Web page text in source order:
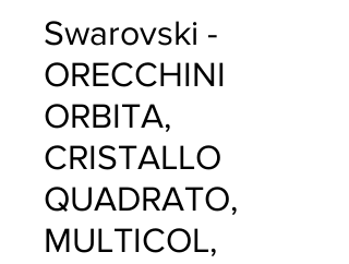
Swarovski -
ORECCHINI
ORBITA,
CRISTALLO
QUADRATO,
MULTICOL,